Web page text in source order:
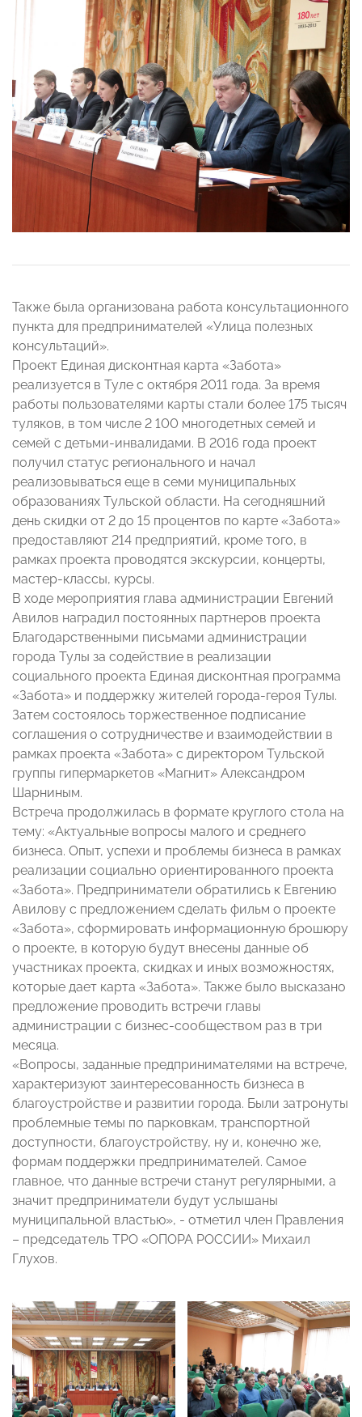
Также была организована работа консультационного
пункта для предпринимателей «Улица полезных
консультаций».
Проект Единая дисконтная карта «Забота»
реализуется в Туле с октября 2011 года. За время
работы пользователями карты стали более 175 тысяч
туляков, в том числе 2 100 многодетных семей и
семей с детьми-инвалидами. В 2016 года проект
получил статус регионального и начал
реализовываться еще в семи муниципальных
образованиях Тульской области. На сегодняшний
день скидки от 2 до 15 процентов по карте «Забота»
предоставляют 214 предприятий, кроме того, в
рамках проекта проводятся экскурсии, концерты,
мастер-классы, курсы.
В ходе мероприятия глава администрации Евгений
Авилов наградил постоянных партнеров проекта
Благодарственными письмами администрации
города Тулы за содействие в реализации
социального проекта Единая дисконтная программа
«Забота» и поддержку жителей города-героя Тулы.
Затем состоялось торжественное подписание
соглашения о сотрудничестве и взаимодействии в
рамках проекта «Забота» с директором Тульской
группы гипермаркетов «Магнит» Александром
Шарниным.
Встреча продолжилась в формате круглого стола на
тему: «Актуальные вопросы малого и среднего
бизнеса. Опыт, успехи и проблемы бизнеса в рамках
реализации социально ориентированного проекта
«Забота». Предприниматели обратились к Евгению
Авилову с предложением сделать фильм о проекте
«Забота», сформировать информационную брошюру
о проекте, в которую будут внесены данные об
участниках проекта, скидках и иных возможностях,
которые дает карта «Забота». Также было высказано
предложение проводить встречи главы
администрации с бизнес-сообществом раз в три
месяца.
«Вопросы, заданные предпринимателями на встрече,
характеризуют заинтересованность бизнеса в
благоустройстве и развитии города. Были затронуты
проблемные темы по парковкам, транспортной
доступности, благоустройству, ну и, конечно же,
формам поддержки предпринимателей. Самое
главное, что данные встречи станут регулярными, а
значит предприниматели будут услышаны
муниципальной властью», - отметил член Правления
– председатель ТРО «ОПОРА РОССИИ» Михаил
Глухов.